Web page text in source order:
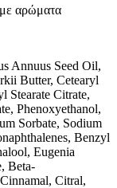
με αρώματα
Annuus Seed Oil,
Butter, Cetearyl
Stearate Citrate,
Phenoxyethanol,
Sorbate, Sodium
Benzyl
Eugenia
Beta-
Citral,